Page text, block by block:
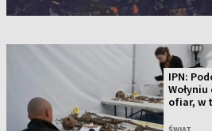
IPN:
ofiar, w
ŚWIAT